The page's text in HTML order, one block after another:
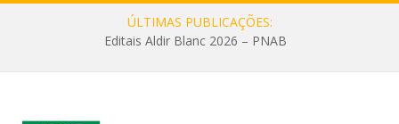
ÚLTIMAS PUBLICAÇÕES:
Editais Aldir Blanc 2026 – PNAB